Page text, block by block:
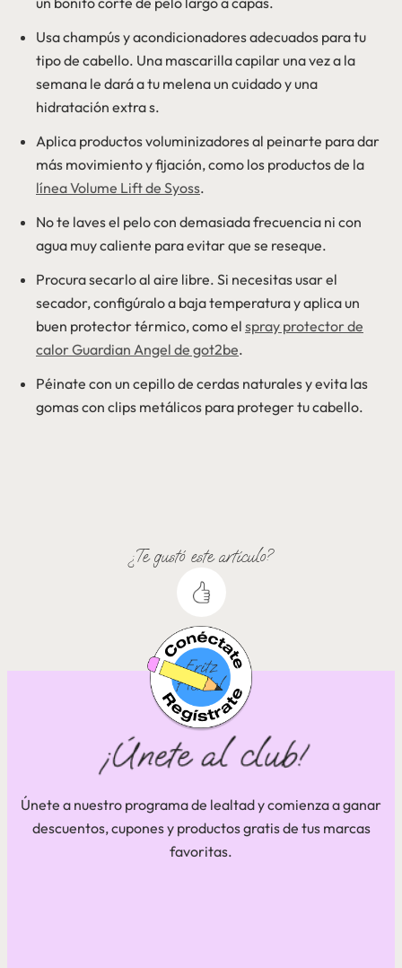
Usa champús y acondicionadores adecuados para tu
tipo de cabello. Una mascarilla capilar una vez a la
semana le dará a tu melena un cuidado y una
hidratación extra s.
Aplica productos voluminizadores al peinarte para dar
más movimiento y fijación, como los productos de la
línea Volume Lift de Syoss.
No te laves el pelo con demasiada frecuencia ni con
agua muy caliente para evitar que se reseque.
Procura secarlo al aire libre. Si necesitas usar el
secador, configúralo a baja temperatura y aplica un
buen protector térmico, como el spray protector de
calor Guardian Angel de got2be.
Péinate con un cepillo de cerdas naturales y evita las
gomas con clips metálicos para proteger tu cabello.
¿Te gustó este artículo?
Únete a nuestro programa de lealtad y comienza a ganar
descuentos, cupones y productos gratis de tus marcas
favoritas.